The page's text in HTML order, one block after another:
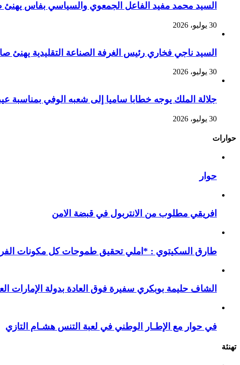
السيد محمد مفيد الفاعل الجمعوي والسياسي بفاس يهنئ صاحب الجلالة
30 يوليو، 2026
السيد ناجي فخاري رئيس الغرفة الصناعة التقليدية يهنئ صاحب
30 يوليو، 2026
جلالة الملك يوجه خطابا ساميا إلى شعبه الوفي بمناسبة
30 يوليو، 2026
حوارات
حوار
افريقي مطلوب من الانتربول في قبضة الامن
طارق السكيتوي : *املي تحقيق طموحات كل مكونات
الشاف حليمة بوبكري سفيرة فوق العادة بدولة الإمارات
في حوار مع الإطـار الوطني في لعبة التنس هشـام التازي
تهنئة